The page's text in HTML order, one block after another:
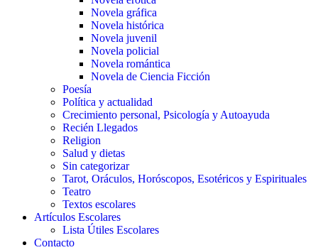
Novela gráfica
Novela histórica
Novela juvenil
Novela policial
Novela romántica
Novela de Ciencia Ficción
Poesía
Política y actualidad
Crecimiento personal, Psicología y Autoayuda
Recién Llegados
Religion
Salud y dietas
Sin categorizar
Tarot, Oráculos, Horóscopos, Esotéricos y Espirituales
Teatro
Textos escolares
Artículos Escolares
Lista Útiles Escolares
Contacto